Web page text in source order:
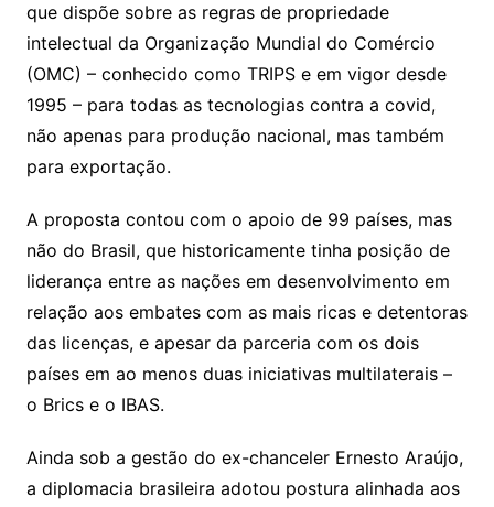
que dispõe sobre as regras de propriedade
intelectual da Organização Mundial do Comércio
(OMC) – conhecido como TRIPS e em vigor desde
1995 – para todas as tecnologias contra a covid,
não apenas para produção nacional, mas também
para exportação.
A proposta contou com o apoio de 99 países, mas
não do Brasil, que historicamente tinha posição de
liderança entre as nações em desenvolvimento em
relação aos embates com as mais ricas e detentoras
das licenças, e apesar da parceria com os dois
países em ao menos duas iniciativas multilaterais –
o Brics e o IBAS.
Ainda sob a gestão do ex-chanceler Ernesto Araújo,
a diplomacia brasileira adotou postura alinhada aos